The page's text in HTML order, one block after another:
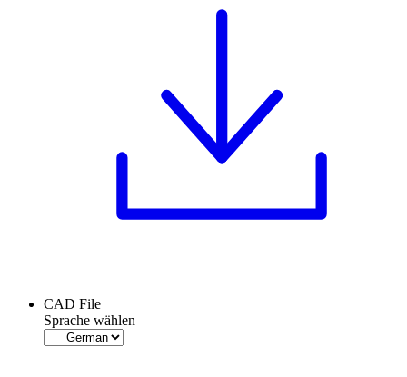
CAD File
Sprache wählen